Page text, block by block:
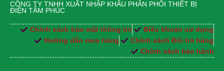
CÔNG TY TNHH XUẤT NHẬP KHẨU PHÂN PHỐI THIẾT BỊ
ĐIỆN TÂM PHÚC
Chính sách bảo mật thông tin
Điều khoản sử dụng
Hướng dẫn mua hàng
Chính sách Đổi trả hàng
Chính sách bảo hành